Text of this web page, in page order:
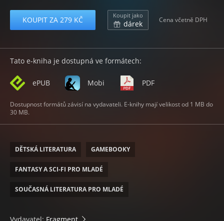
KOUPIT ZA 279 KČ Koupit jako
dárek Cena včetně DPH
Tato e-kniha je dostupná ve formátech:
ePUB Mobi PDF
Dostupnost formátů závisí na vydavateli. E-knihy mají velikost od 1 MB do
30 MB.
DĚTSKÁ LITERATURA GAMEBOOKY
FANTASY A SCI-FI PRO MLADÉ
SOUČASNÁ LITERATURA PRO MLADÉ